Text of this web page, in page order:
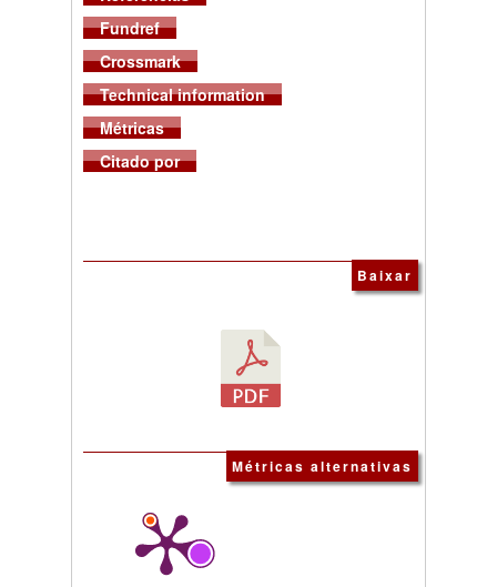
Fundref
Crossmark
Technical information
Métricas
Citado por
Baixar
Métricas alternativas